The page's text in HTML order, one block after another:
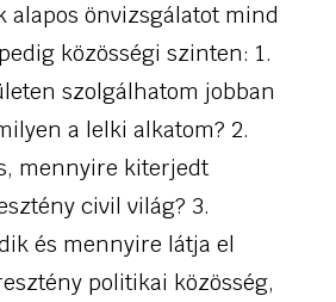
alapos önvizsgálatot mind
közösségi szinten: 1.
szolgálhatom jobban
a lelki alkatom? 2.
mennyire kiterjedt
civil világ? 3.
és mennyire látja el
politikai közösség,